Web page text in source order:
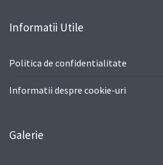
Informatii Utile
Politica de confidentialitate
Informatii despre cookie-uri
Galerie